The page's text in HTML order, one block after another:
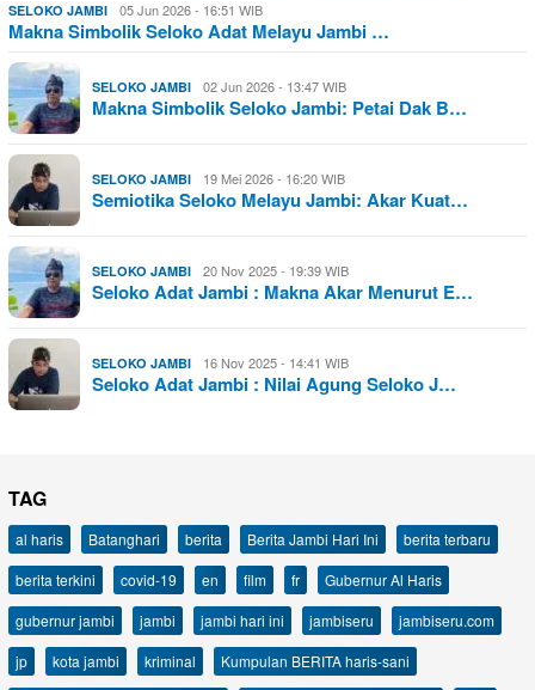
SELOKO JAMBI 05 Jun 2026 - 16:51 WIB
Makna Simbolik Seloko Adat Melayu Jambi …
SELOKO JAMBI 02 Jun 2026 - 13:47 WIB
Makna Simbolik Seloko Jambi: Petai Dak B…
SELOKO JAMBI 19 Mei 2026 - 16:20 WIB
Semiotika Seloko Melayu Jambi: Akar Kuat…
SELOKO JAMBI 20 Nov 2025 - 19:39 WIB
Seloko Adat Jambi : Makna Akar Menurut E…
SELOKO JAMBI 16 Nov 2025 - 14:41 WIB
Seloko Adat Jambi : Nilai Agung Seloko J…
TAG
al haris Batanghari berita Berita Jambi Hari Ini
berita terbaru
berita terkini
covid-19 en film fr
Gubernur Al Haris
gubernur jambi
jambi jambi hari ini jambiseru
jambiseru.com
jp
kota jambi kriminal
Kumpulan BERITA haris-sani